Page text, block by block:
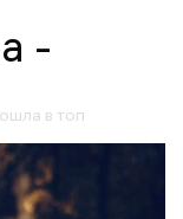
-
в топ